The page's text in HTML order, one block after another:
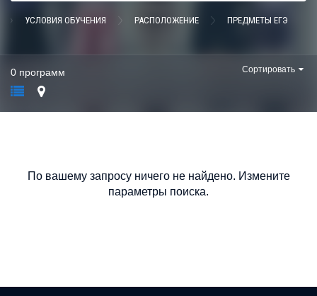
УСЛОВИЯ ОБУЧЕНИЯ РАСПОЛОЖЕНИЕ ПРЕДМЕТЫ ЕГЭ
0 программ Сортировать
По вашему запросу ничего не найдено. Измените
параметры поиска.